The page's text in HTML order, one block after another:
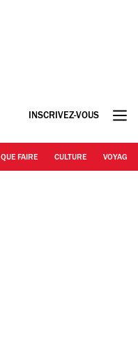
INSCRIVEZ-VOUS
QUE FAIRE CULTURE VOYAGE